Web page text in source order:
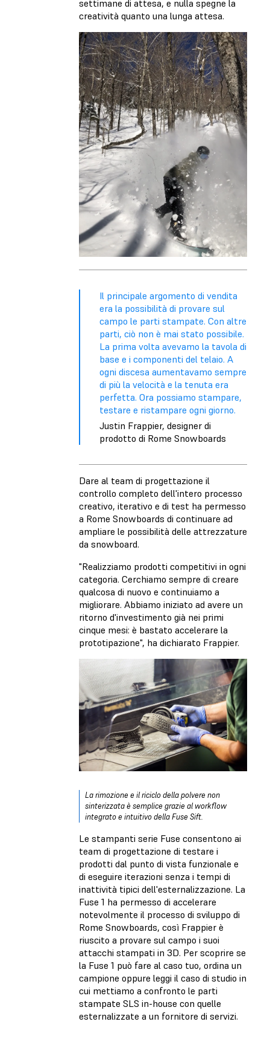
settimane di attesa, e nulla spegne la
creatività quanto una lunga attesa.
Il principale argomento di vendita
era la possibilità di provare sul
campo le parti stampate. Con altre
parti, ciò non è mai stato possibile.
La prima volta avevamo la tavola di
base e i componenti del telaio. A
ogni discesa aumentavamo sempre
di più la velocità e la tenuta era
perfetta. Ora possiamo stampare,
testare e ristampare ogni giorno.
Justin Frappier, designer di
prodotto di Rome Snowboards
Dare al team di progettazione il
controllo completo dell'intero processo
creativo, iterativo e di test ha permesso
a Rome Snowboards di continuare ad
ampliare le possibilità delle attrezzature
da snowboard.
"Realizziamo prodotti competitivi in ogni
categoria. Cerchiamo sempre di creare
qualcosa di nuovo e continuiamo a
migliorare. Abbiamo iniziato ad avere un
ritorno d'investimento già nei primi
cinque mesi: è bastato accelerare la
prototipazione", ha dichiarato Frappier.
La rimozione e il riciclo della polvere non
sinterizzata è semplice grazie al workflow
integrato e intuitivo della Fuse Sift.
Le stampanti serie Fuse consentono ai
team di progettazione di testare i
prodotti dal punto di vista funzionale e
di eseguire iterazioni senza i tempi di
inattività tipici dell'esternalizzazione. La
Fuse 1 ha permesso di accelerare
notevolmente il processo di sviluppo di
Rome Snowboards, così Frappier è
riuscito a provare sul campo i suoi
attacchi stampati in 3D. Per scoprire se
la Fuse 1 può fare al caso tuo, ordina un
campione oppure leggi il caso di studio in
cui mettiamo a confronto le parti
stampate SLS in-house con quelle
esternalizzate a un fornitore di servizi.